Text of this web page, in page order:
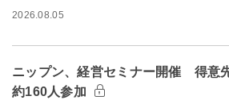
2026.08.05
ニップン、経営セミナー開催 得意
約160人参加